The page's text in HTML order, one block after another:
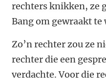
rechters knikken, ze
Bang om gewraakt te
Zo’n rechter zou ze
rechter die een
verdachte. Voor die